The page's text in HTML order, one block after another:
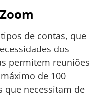
de contas, que
dos
permitem reuniões
de 100
que necessitam de